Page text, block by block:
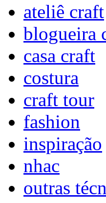
ateliê craft
blogueira
casa craft
costura
craft tour
fashion
inspiração
nhac
outras